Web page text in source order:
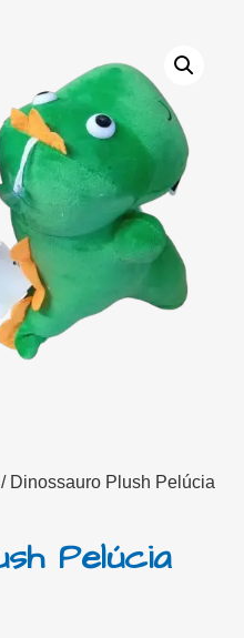
/ Dinossauro Plush Pelúcia
Pelúcia